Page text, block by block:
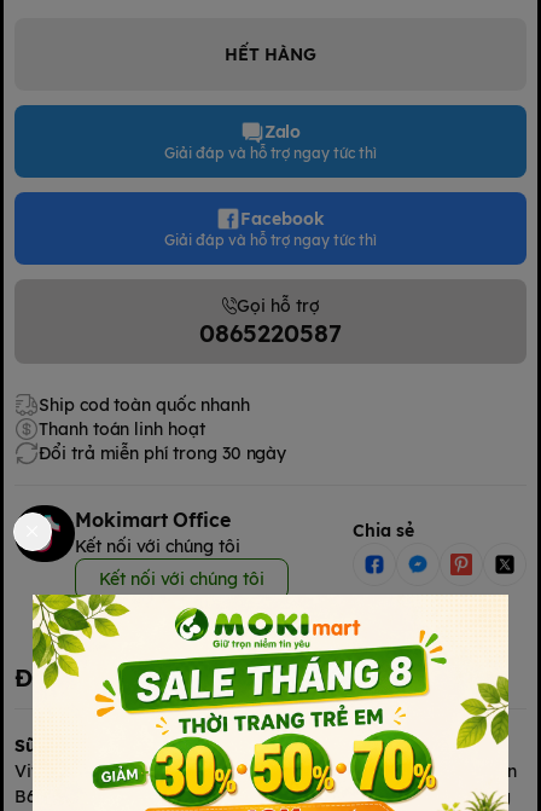
HẾT HÀNG
Zalo
Giải đáp và hỗ trợ ngay tức thì
Facebook
Giải đáp và hỗ trợ ngay tức thì
Gọi hỗ trợ
0865220587
Ship cod toàn quốc nhanh
Thanh toán linh hoạt
Đổi trả miễn phí trong 30 ngày
Mokimart Office
Kết nối với chúng tôi
Kết nối với chúng tôi
Chia sẻ
Đặc điểm nổi bật
Sữa chua uống Vinamilk SuSuIQ mới – công thức đột phá
Vitamin A giúp bé mắt sáng tinh anh, ngoài ra còn có Vitamin
B6, B12 và chất xơ hòa tan giúp bé khỏe mạnh và năng động